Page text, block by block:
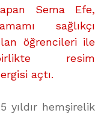
Sema Efe,
sağlıkçı
öğrencileri ile
resim
açtı.
yıldır hemşirelik